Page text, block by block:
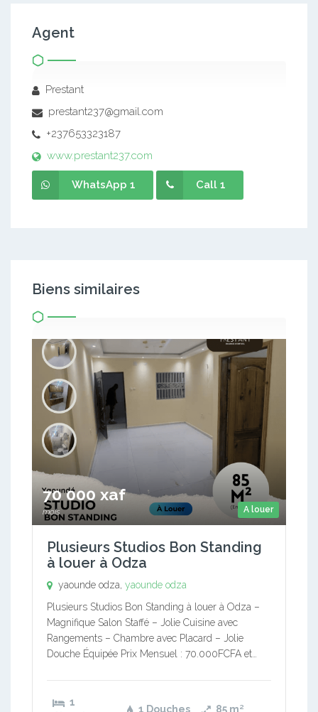
Agent
Prestant
prestant237@gmail.com
+237653323187
www.prestant237.com
WhatsApp 1 Call 1
Biens similaires
A louer
70 000 xaf
mois
Plusieurs Studios Bon Standing
à louer à Odza
yaounde odza, yaounde odza
Plusieurs Studios Bon Standing à louer à Odza –
Magnifique Salon Staffé – Jolie Cuisine avec
Rangements – Chambre avec Placard – Jolie
Douche Équipée Prix Mensuel : 70.000FCFA et…
1
1 Douches 85 m²